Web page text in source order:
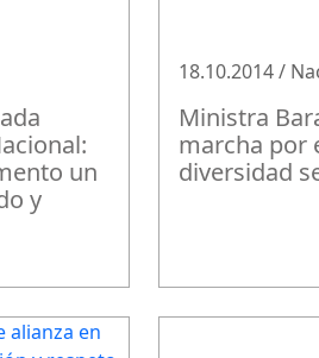
un
y
18.10.2014 /
Ministra
marcha por
diversidad